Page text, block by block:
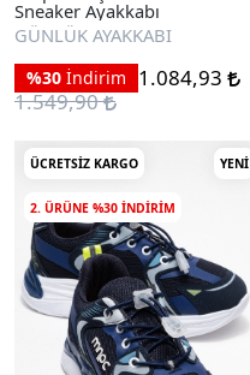
Sneaker Ayakkabı
GÜNLÜK AYAKKABI
%30 İndirim
1.084,93
1.549,90
ÜCRETSIZ KARGO YENI
2. ÜRÜNE %30 INDIRIM